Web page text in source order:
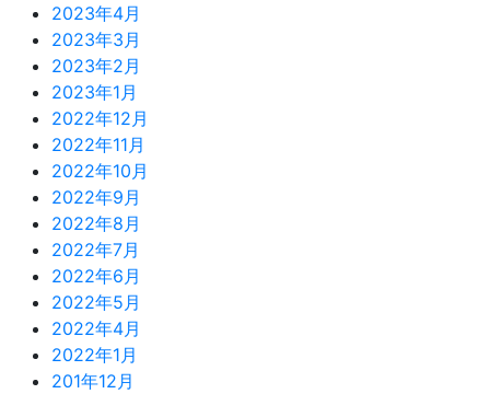
2023年4月
2023年3月
2023年2月
2023年1月
2022年12月
2022年11月
2022年10月
2022年9月
2022年8月
2022年7月
2022年6月
2022年5月
2022年4月
2022年1月
201年12月